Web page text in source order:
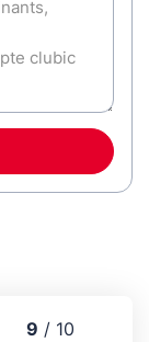
9 / 10